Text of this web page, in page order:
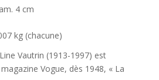
4 cm
kg (chacune)
Vautrin (1913-1997) est
Vogue, dès 1948, « La